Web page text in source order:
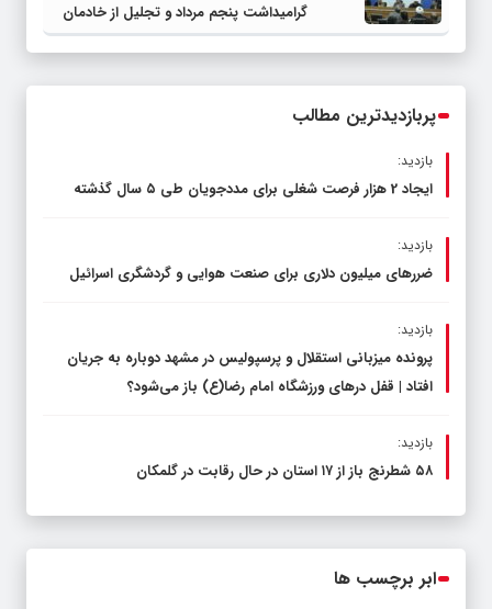
گرامیداشت پنجم مرداد و تجلیل از خادمان
عرصه نماز برگزار شد
پربازدیدترین مطالب
بازدید:
ایجاد 2 هزار فرصت شغلی برای مددجویان طی ۵ سال گذشته
بازدید:
ضررهای میلیون دلاری برای صنعت هوایی و گردشگری اسرائیل
بازدید:
پرونده میزبانی استقلال و پرسپولیس در مشهد دوباره به جریان
افتاد | قفل در‌های ورزشگاه امام رضا(ع) باز می‌شود؟
بازدید:
۵۸ شطرنج‌ باز از ۱۷ استان در حال رقابت در گلمکان
ابر برچسب ها